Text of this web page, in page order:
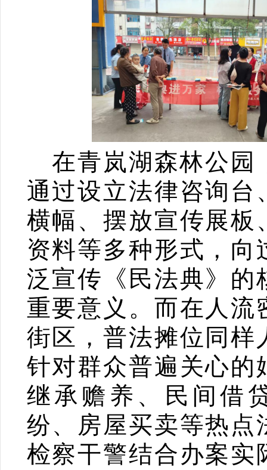
在青岚湖森林公园
通过设立法律咨询台
横幅、摆放宣传展板
资料等多种形式，向
泛宣传《民法典》的
重要意义。而在人流
街区，普法摊位同样
针对群众普遍关心的
继承赡养、民间借
纷、房屋买卖等热点
检察干警结合办案实